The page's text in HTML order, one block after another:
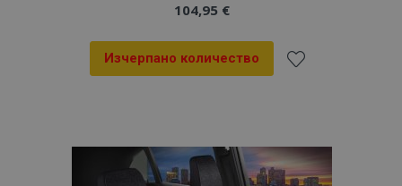
104,95 €
Изчерпано количество
Списък